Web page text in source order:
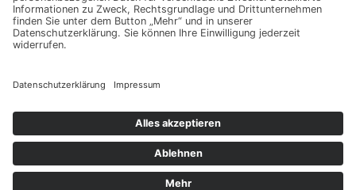
iPhone
OSX
Web Consulting byKOKO Marketing